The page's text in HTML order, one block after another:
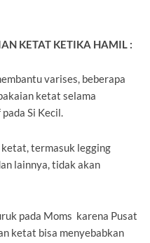
KETAT KETIKA HAMIL :
varises, beberapa
ketat selama
Si Kecil.
ketat, termasuk legging
lainnya, tidak akan
pada Moms karena Pusat
ketat bisa menyebabkan